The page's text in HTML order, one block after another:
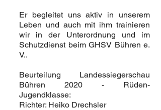
Er begleitet uns aktiv in unserem
Leben und auch mit ihm trainieren
wir in der Unterordnung und im
Schutzdienst beim GHSV Bühren e.
V..
Beurteilung Landessiegerschau
Bühren 2020 - Rüden-
Jugendklasse:
Richter: Heiko Drechsler